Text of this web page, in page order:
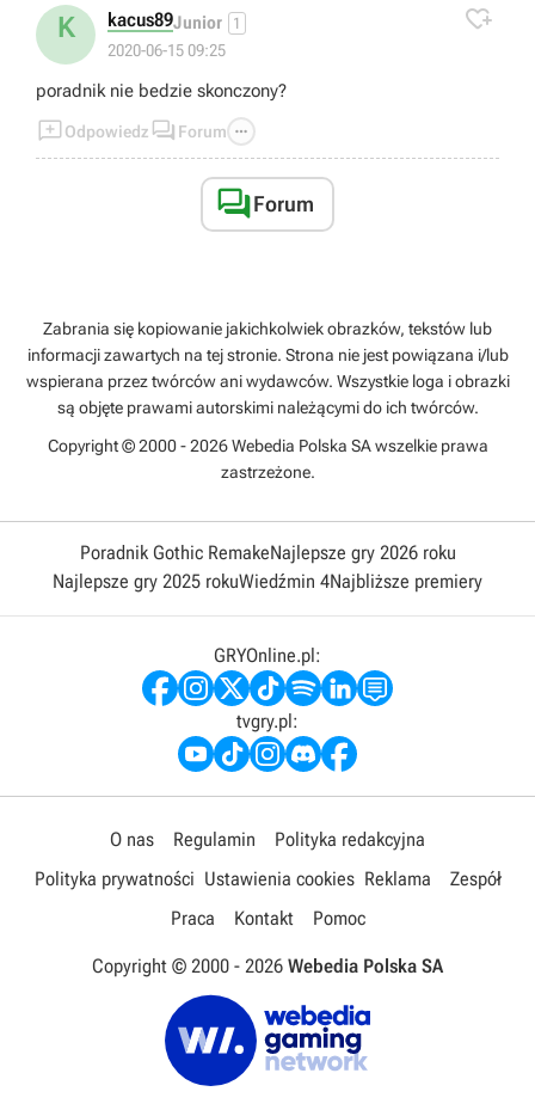
K kacus89Junior 1
2020-06-15 09:25

poradnik nie bedzie skonczony?
Odpowiedz  Forum 
Forum
Zabrania się kopiowanie jakichkolwiek obrazków, tekstów lub
informacji zawartych na tej stronie. Strona nie jest powiązana i/lub
wspierana przez twórców ani wydawców. Wszystkie loga i obrazki
są objęte prawami autorskimi należącymi do ich twórców.
Copyright © 2000 - 2026 Webedia Polska SA wszelkie prawa
zastrzeżone.
Poradnik Gothic RemakeNajlepsze gry 2026 roku
Najlepsze gry 2025 rokuWiedźmin 4Najbliższe premiery
GRYOnline.pl:
tvgry.pl:
O nas Regulamin
Polityka redakcyjna
Polityka prywatności Ustawienia cookies Reklama
Zespół
Praca
Kontakt Pomoc
Copyright © 2000 - 2026 Webedia Polska SA